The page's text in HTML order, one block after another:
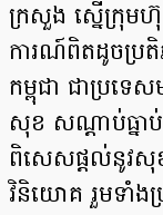
ក្រសួង ស្នើក្រុម
ការណ៍ពិតដូចប្រ
កម្ពុជា ជាប្រទេ
សុខ សណ្តាប់ធ្នា
ពិសេសផ្តល់នូវសុ
វិនិយោគ រួមទាំងប្